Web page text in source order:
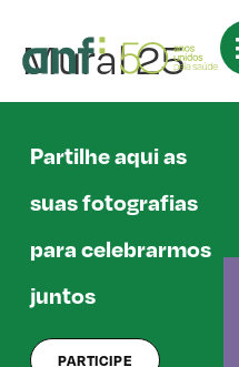
Mural 25
Partilhe aqui as
suas fotografias
para celebrarmos
juntos
PARTICIPE